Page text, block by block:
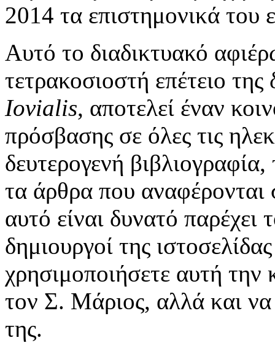
2014 τα επιστημονικά του
Αυτό το διαδικτυακό
τετρακοσιοστή επέτειο
Iovialis, αποτελεί έναν
πρόσβασης σε όλες τις
δευτερογενή βιβλιογραφία,
τα άρθρα που
αυτό είναι δυνατό παρέχει
δημιουργοί της
χρησιμοποιήσετε αυτή
τον Σ. Μάριος, αλλά και
της.